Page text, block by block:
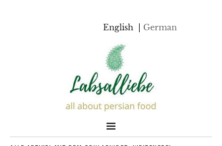
English German